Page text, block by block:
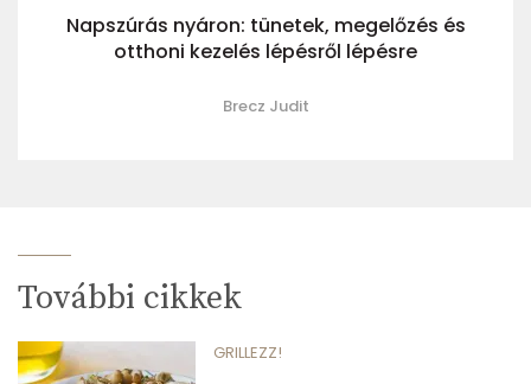
Napszúrás nyáron: tünetek, megelőzés és
otthoni kezelés lépésről lépésre
Brecz Judit
További cikkek
GRILLEZZ!